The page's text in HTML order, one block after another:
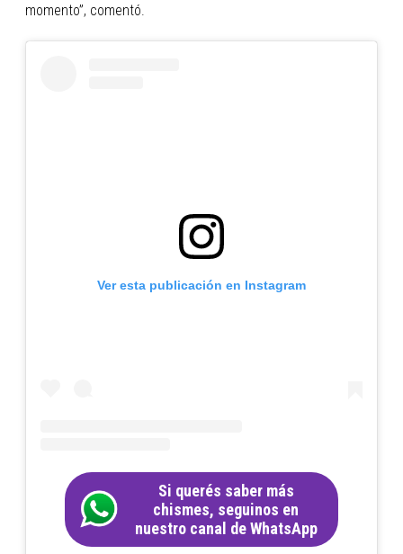
momento”, comentó.
Ver esta publicación en Instagram
Si querés saber más
chismes, seguinos en
nuestro canal de WhatsApp